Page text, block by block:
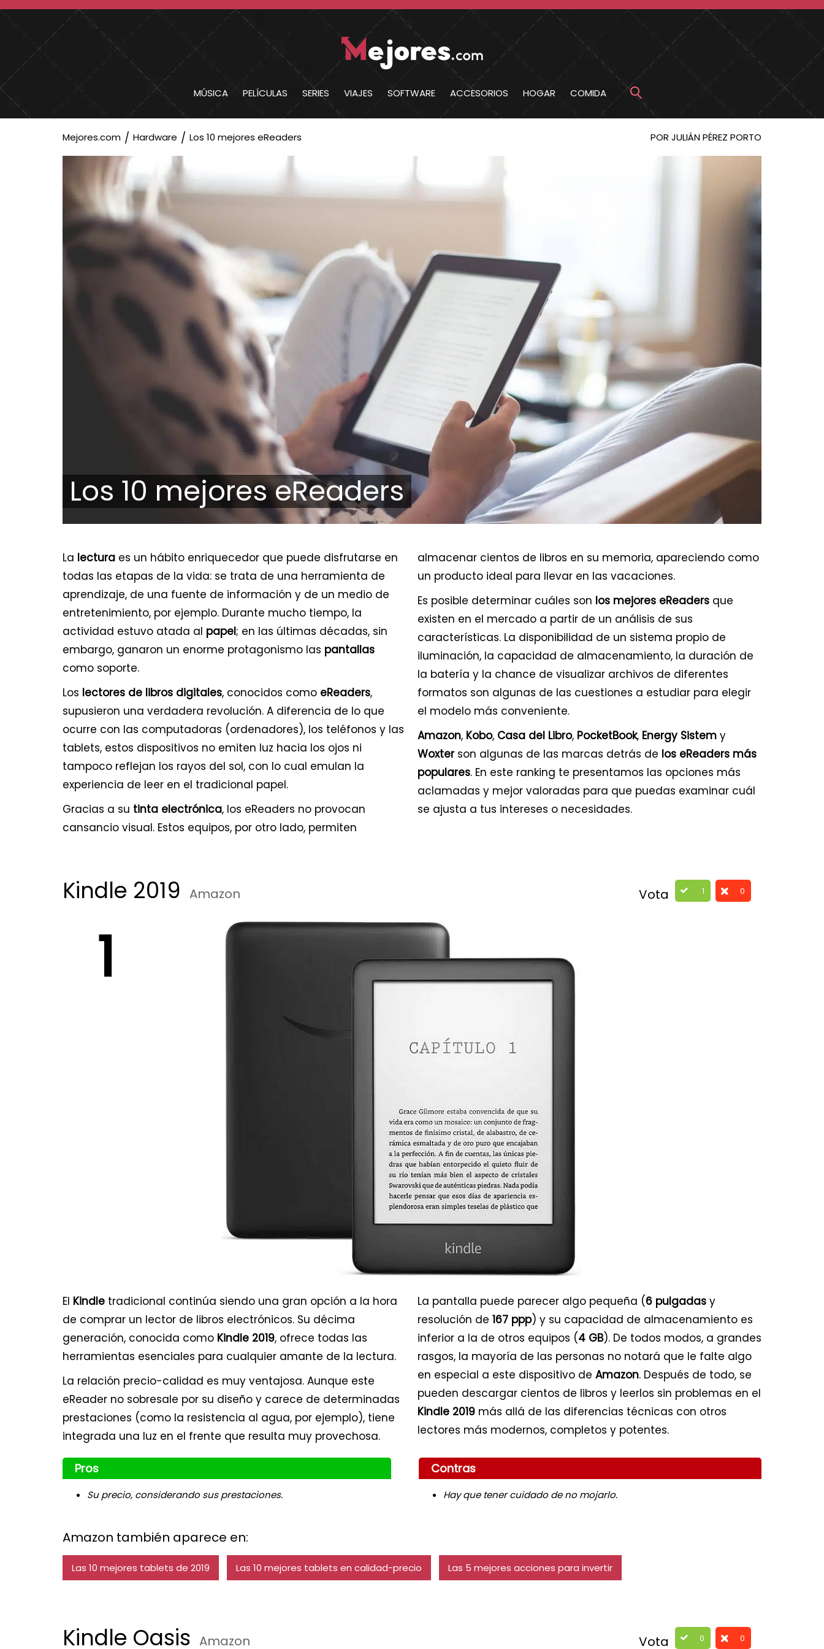
MÚSICA PELÍCULAS SERIES VIAJES SOFTWARE ACCESORIOS HOGAR COMIDA
Mejores.com Hardware Los 10 mejores eReaders POR JULIÁN PÉREZ PORTO
Los 10 mejores eReaders
La lectura es un hábito enriquecedor que puede disfrutarse en
todas las etapas de la vida: se trata de una herramienta de
aprendizaje, de una fuente de información y de un medio de
entretenimiento, por ejemplo. Durante mucho tiempo, la
actividad estuvo atada al papel; en las últimas décadas, sin
embargo, ganaron un enorme protagonismo las pantallas
como soporte.
Los lectores de libros digitales, conocidos como eReaders,
supusieron una verdadera revolución. A diferencia de lo que
ocurre con las computadoras (ordenadores), los teléfonos y las
tablets, estos dispositivos no emiten luz hacia los ojos ni
tampoco reflejan los rayos del sol, con lo cual emulan la
experiencia de leer en el tradicional papel.
Gracias a su tinta electrónica, los eReaders no provocan
cansancio visual. Estos equipos, por otro lado, permiten
almacenar cientos de libros en su memoria, apareciendo como
un producto ideal para llevar en las vacaciones.
Es posible determinar cuáles son los mejores eReadersque
existen en el mercado a partir de un análisis de sus
características. La disponibilidad de un sistema propio de
iluminación, la capacidad de almacenamiento, la duración de
la batería y la chance de visualizar archivos de diferentes
formatos son algunas de las cuestiones a estudiar para elegir
el modelo más conveniente.
Amazon, Kobo, Casa del Libro, PocketBook, Energy Sistemy
Woxterson algunas de las marcas detrás de los eReaders más
populares. En este ranking te presentamos las opciones más
aclamadas y mejor valoradas para que puedas examinar cuál
se ajusta a tus intereses o necesidades.
Vota 1 0
Kindle 2019 Amazon
1
El Kindle tradicional continúa siendo una gran opción a la hora
de comprar un lector de libros electrónicos. Su décima
generación, conocida como Kindle 2019, ofrece todas las
herramientas esenciales para cualquier amante de la lectura.
La relación precio-calidad es muy ventajosa. Aunque este
eReader no sobresale por su diseño y carece de determinadas
prestaciones (como la resistencia al agua, por ejemplo), tiene
integrada una luz en el frente que resulta muy provechosa.
La pantalla puede parecer algo pequeña (6 pulgadasy
resolución de 167 ppp) y su capacidad de almacenamiento es
inferior a la de otros equipos (4 GB). De todos modos, a grandes
rasgos, la mayoría de las personas no notará que le falte algo
en especial a este dispositivo de Amazon. Después de todo, se
pueden descargar cientos de libros y leerlos sin problemas en el
Kindle 2019más allá de las diferencias técnicas con otros
lectores más modernos, completos y potentes.
Pros
Su precio, considerando sus prestaciones.
Contras
Hay que tener cuidado de no mojarlo.
Amazon también aparece en:
Las 10 mejores tablets de 2019 Las 10 mejores tablets en calidad-precio Las 5 mejores acciones para invertir
Vota 0 0
Kindle Oasis Amazon